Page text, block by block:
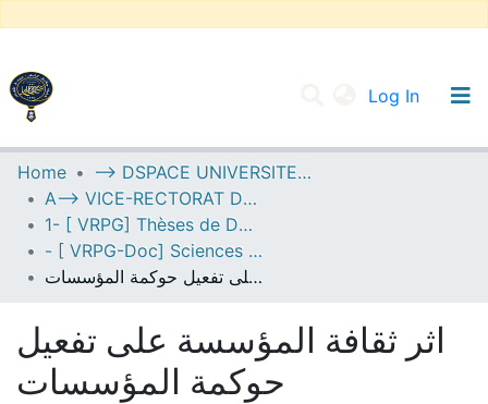
Log In
UNIVERSITY OF D.L SIDI BEL ABBES
Communities & Collections
All of DSpace
Statistics
Home
--> DSPACE UNIVERSITE DJILALLI LIABES DE SIDI BEL ABBES
A--> VICE-RECTORAT DE LA POST-GRADUATION
1- [ VRPG] Thèses de Doctorat
- [ VRPG-Doc] Sciences de gestion --- علوم التسيير
اثر ثقافة المؤسسة على تفعيل حوكمة المؤسسات
اثر ثقافة المؤسسة على تفعيل
حوكمة المؤسسات